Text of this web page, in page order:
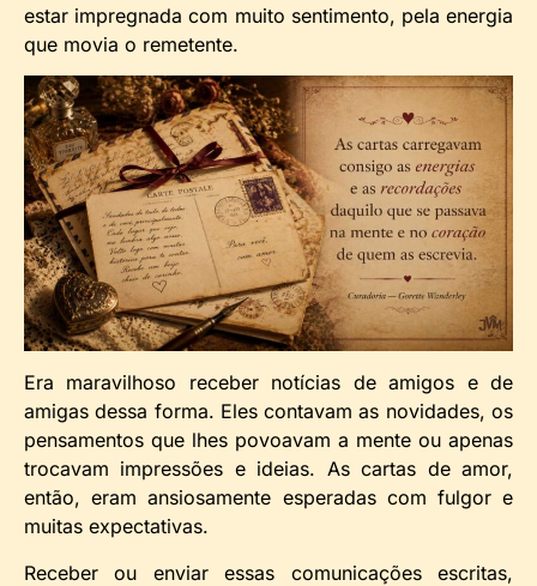
estar impregnada com muito sentimento, pela energia
que movia o remetente.
Era maravilhoso receber notícias de amigos e de
amigas dessa forma. Eles contavam as novidades, os
pensamentos que lhes povoavam a mente ou apenas
trocavam impressões e ideias. As cartas de amor,
então, eram ansiosamente esperadas com fulgor e
muitas expectativas.
Receber ou enviar essas comunicações escritas,